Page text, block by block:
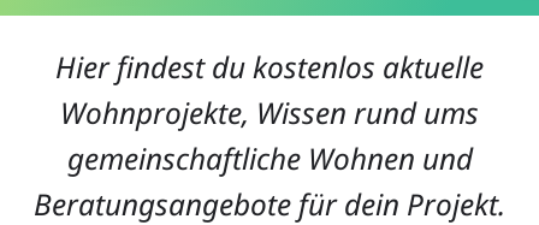
Hier findest du kostenlos aktuelle
Wohnprojekte, Wissen rund ums
gemeinschaftliche Wohnen und
Beratungsangebote für dein Projekt.